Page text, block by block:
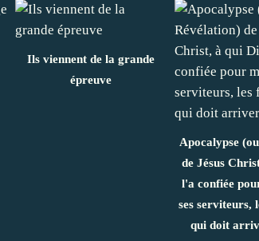
Ils viennent de la grande
épreuve
Apocalypse
de Jésus
l'a confiée
ses serviteurs,
qui doit